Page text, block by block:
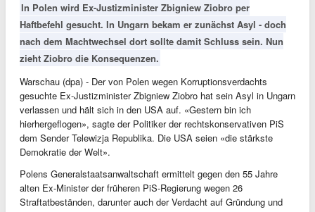
In Polen wird Ex-Justizminister Zbigniew Ziobro per
Haftbefehl gesucht. In Ungarn bekam er zunächst Asyl - doch
nach dem Machtwechsel dort sollte damit Schluss sein. Nun
zieht Ziobro die Konsequenzen.
Warschau (dpa) - Der von Polen wegen Korruptionsverdachts
gesuchte Ex-Justizminister Zbigniew Ziobro hat sein Asyl in Ungarn
verlassen und hält sich in den USA auf. «Gestern bin ich
hierhergeflogen», sagte der Politiker der rechtskonservativen PiS
dem Sender Telewizja Republika. Die USA seien «die stärkste
Demokratie der Welt».
Polens Generalstaatsanwaltschaft ermittelt gegen den 55 Jahre
alten Ex-Minister der früheren PiS-Regierung wegen 26
Straftatbeständen, darunter auch der Verdacht auf Gründung und